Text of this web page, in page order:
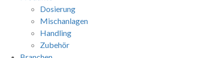
Dosierung
Mischanlagen
Handling
Zubehör